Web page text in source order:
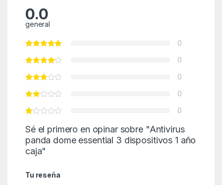
0.0
general
0
0
0
0
0
Sé el primero en opinar sobre "Antivirus
panda dome essential 3 dispositivos 1 año
caja"
Tu reseña